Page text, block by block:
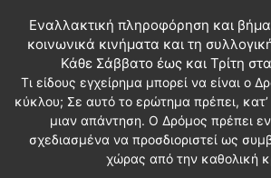
Εναλλακτική πληροφόρηση και βήμα
κοινωνικά κινήματα και τη
Κάθε Σάββατο έως και Τρίτη
Τι είδους εγχείρημα μπορεί να είναι ο
κύκλου; Σε αυτό το ερώτημα πρέπει,
μιαν απάντηση. Ο Δρόμος πρέπει
σχεδιασμένα να προσδιοριστεί ως
χώρας από την καθολική